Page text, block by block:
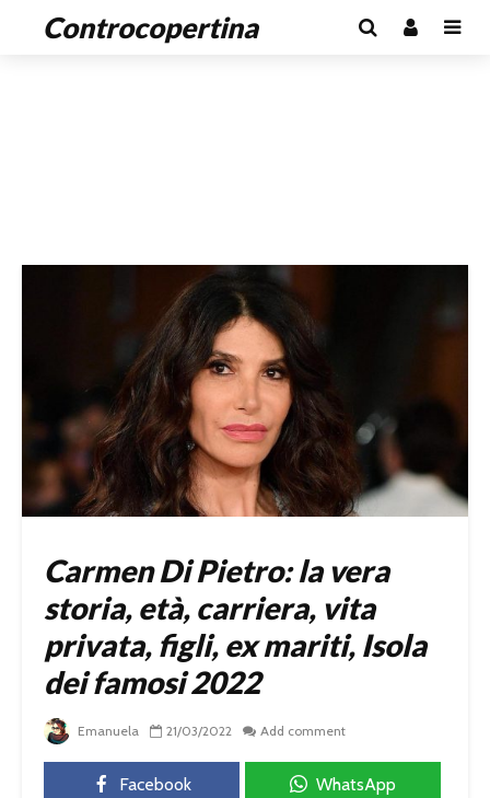
Controcopertina
Carmen Di Pietro: la vera
storia, età, carriera, vita
privata, figli, ex mariti, Isola
dei famosi 2022
Emanuela 21/03/2022 Add comment
Facebook WhatsApp